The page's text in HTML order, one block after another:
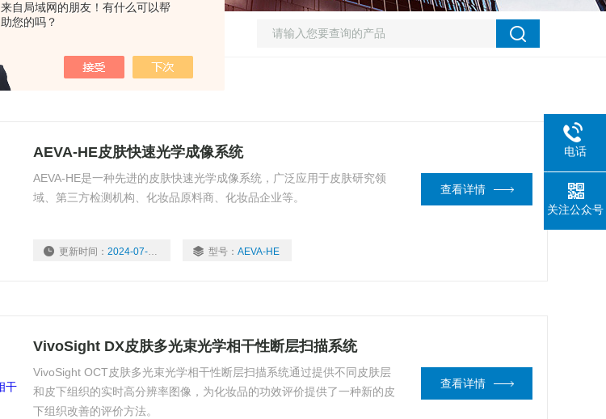
来自局域网的朋友！有什么可以帮
助您的吗？
AEVA-HE皮肤快速光学成像系统
AEVA-HE是一种先进的皮肤快速光学成像系统，广泛应用于皮肤研究领
域、第三方检测机构、化妆品原料商、化妆品企业等。
更新时间：2024-07-12 型号：AEVA-HE
查看详情
VivoSight DX皮肤多光束光学相干性断层扫描系统
VivoSight OCT皮肤多光束光学相干性断层扫描系统通过提供不同皮肤层
和皮下组织的实时高分辨率图像，为化妆品的功效评价提供了一种新的皮
下组织改善的评价方法。
查看详情
电话
关注公众号